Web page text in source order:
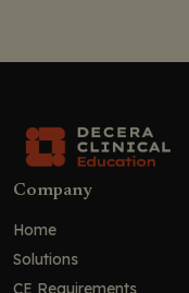
Company
Home
Solutions
CE Requirements